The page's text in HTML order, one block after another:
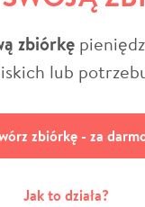
zbiórkę
lub
zbiórkę - za
Jak to działa?